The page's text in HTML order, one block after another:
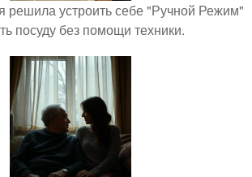
решила устроить себе "Ручной Режим"
посуду без помощи техники.